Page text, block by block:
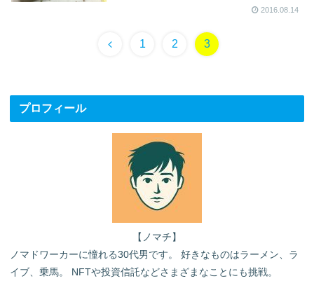
2016.08.14
前
1 2 3
プロフィール
【ノマチ】
ノマドワーカーに憧れる30代男です。 好きなものはラーメン、ラ
イブ、乗馬。 NFTや投資信託などさまざまなことにも挑戦。